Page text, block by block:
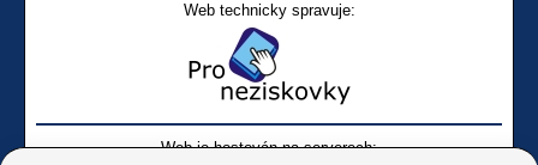
Web technicky spravuje:
Web je hostován na serverech: